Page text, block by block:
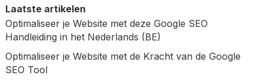
Laatste artikelen
Optimaliseer je Website met deze Google SEO
Handleiding in het Nederlands (BE)
Optimaliseer je Website met de Kracht van de Google
SEO Tool